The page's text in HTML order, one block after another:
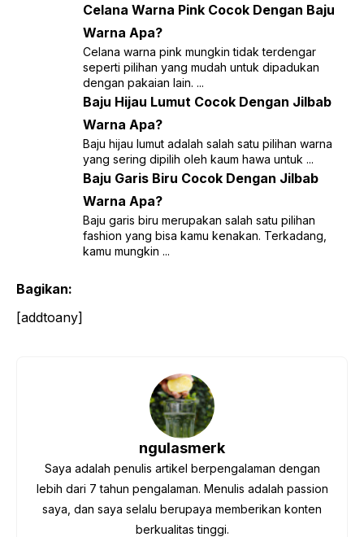
Celana Warna Pink Cocok Dengan Baju
Warna Apa?
Celana warna pink mungkin tidak terdengar
seperti pilihan yang mudah untuk dipadukan
dengan pakaian lain. ...
Baju Hijau Lumut Cocok Dengan Jilbab
Warna Apa?
Baju hijau lumut adalah salah satu pilihan warna
yang sering dipilih oleh kaum hawa untuk ...
Baju Garis Biru Cocok Dengan Jilbab
Warna Apa?
Baju garis biru merupakan salah satu pilihan
fashion yang bisa kamu kenakan. Terkadang,
kamu mungkin ...
Bagikan:
[addtoany]
ngulasmerk
Saya adalah penulis artikel berpengalaman dengan
lebih dari 7 tahun pengalaman. Menulis adalah passion
saya, dan saya selalu berupaya memberikan konten
berkualitas tinggi.